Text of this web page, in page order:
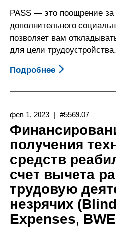
PASS — это поощрение за
дополнительного
позволяет вам
для цели трудоустройства.
Подробнее О
Для
Технических
Средств
Реабилитации
По
Плану
Достижения
Материальной
Независимости
(Plan
фев 1, 2023 #5569.07
получения
средств
счет вычета
трудовую
незрячих
Expenses,